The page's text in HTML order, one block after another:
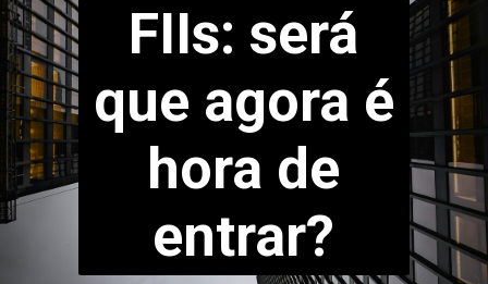
FIIs: será
que agora é
hora de
entrar?